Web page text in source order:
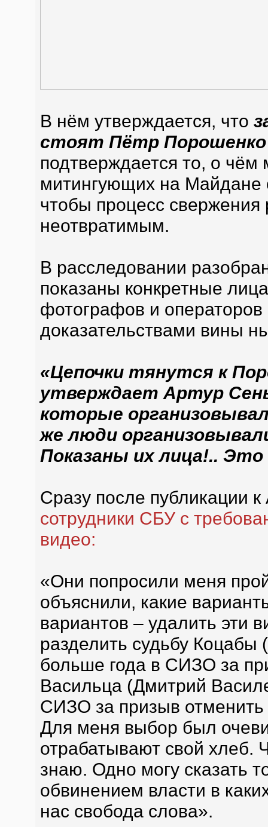
В нём утверждается, что
стоят Пётр Порошенко
подтверждается то, о чём
митингующих на Майдане
чтобы процесс
неотвратимым.
В расследовании
показаны конкретные
фотографов и
доказательствами вины
«Цепочки тянутся к
утверждает Артур
которые
же люди
Показаны их лица!..
Сразу после публикации
сотрудники СБУ с
видео:
«Они попросили меня
объяснили, какие
вариантов – удалить эти
разделить судьбу
больше года в СИЗО за
Васильца (Дмитрий
СИЗО за призыв
Для меня выбор был
отрабатывают свой хлеб.
знаю. Одно могу сказать
обвинением власти в
нас свобода слова».